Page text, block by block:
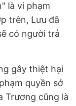
là vi phạm
trên, Lưu đã
có người trả
gây thiệt hại
quyền sở
Trương cũng là